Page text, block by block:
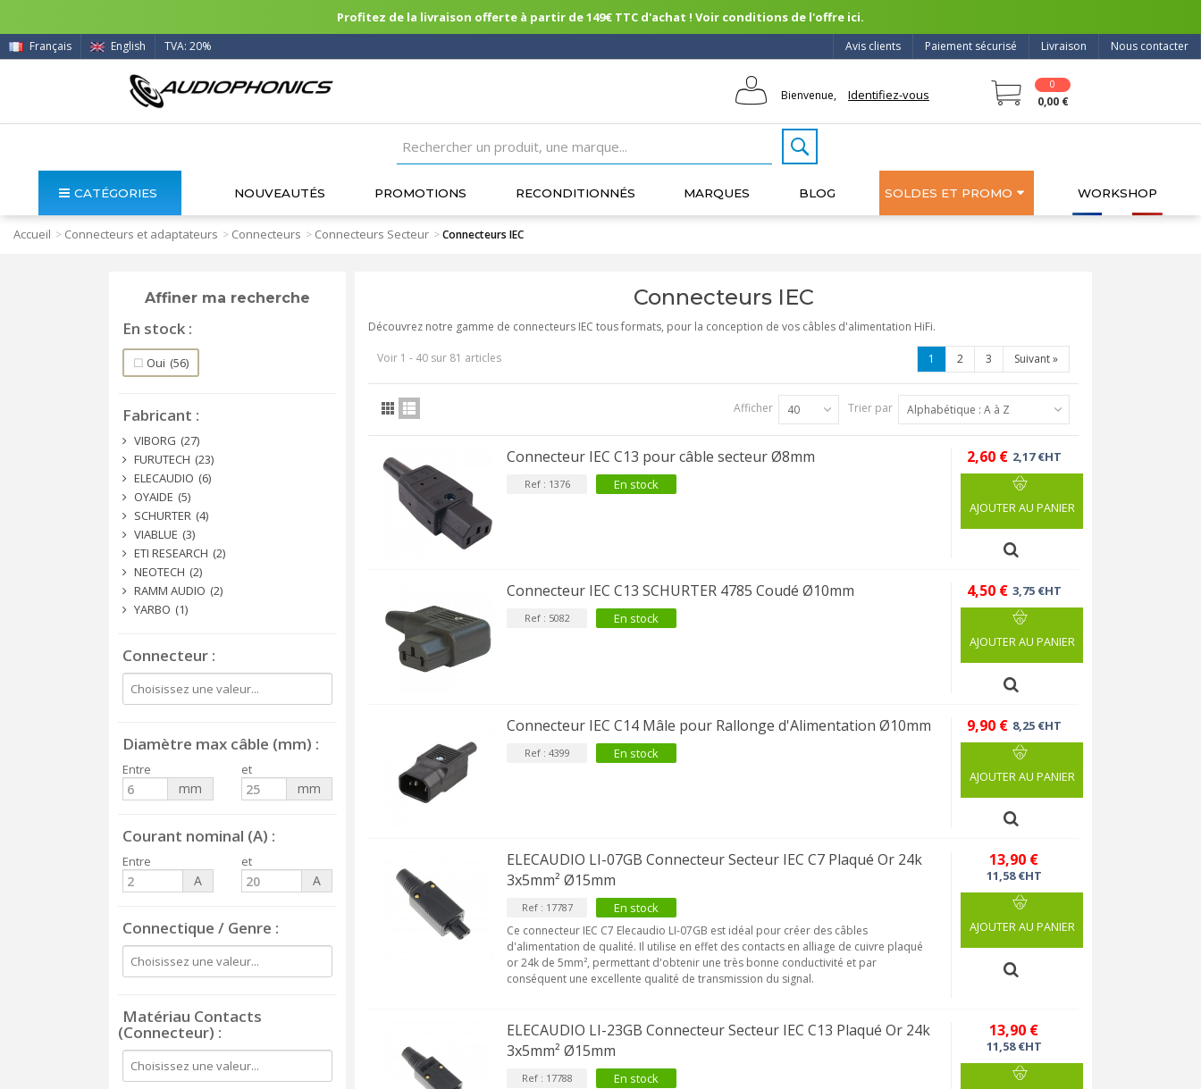
Profitez de la livraison offerte à partir de 149€ TTC d'achat ! Voir conditions de l'offre ici.
Nous contacter
Livraison
Paiement sécurisé
Avis clients
Français English TVA: 20%
Bienvenue, Identifiez-vous
0
0,00 €
CATÉGORIES NOUVEAUTÉS PROMOTIONS RECONDITIONNÉS MARQUES BLOG SOLDES ET PROMO WORKSHOP
Accueil > Connecteurs et adaptateurs > Connecteurs > Connecteurs Secteur >Connecteurs IEC
Affiner ma recherche
En stock
Oui (56)
Fabricant
VIBORG (27)
FURUTECH (23)
ELECAUDIO (6)
OYAIDE (5)
SCHURTER (4)
VIABLUE (3)
ETI RESEARCH (2)
NEOTECH (2)
RAMM AUDIO (2)
YARBO (1)
Connecteur
Diamètre max câble (mm)
Entre
mm
et
mm
Courant nominal (A)
Entre
A
et
A
Connectique / Genre
Matériau Contacts
(Connecteur)
Connecteurs IEC
Découvrez notre gamme de connecteurs IEC tous formats, pour la conception de vos câbles d'alimentation HiFi.
1 2 3 Suivant»
Voir 1 - 40 sur 81 articles
Trier par Alphabétique : A à Z
Afficher 40
Connecteur IEC C13 pour câble secteur Ø8mm
Ref : 1376 En stock
2,60 € 2,17 €HT
AJOUTER AU PANIER
Connecteur IEC C13 SCHURTER 4785 Coudé Ø10mm
Ref : 5082 En stock
4,50 € 3,75 €HT
AJOUTER AU PANIER
Connecteur IEC C14 Mâle pour Rallonge d'Alimentation Ø10mm
Ref : 4399 En stock
9,90 € 8,25 €HT
AJOUTER AU PANIER
ELECAUDIO LI-07GB Connecteur Secteur IEC C7 Plaqué Or 24k
3x5mm² Ø15mm
Ref : 17787 En stock
Ce connecteur IEC C7 Elecaudio LI-07GB est idéal pour créer des câbles
d'alimentation de qualité. Il utilise en effet des contacts en alliage de cuivre plaqué
or 24k de 5mm², permettant d'obtenir une très bonne conductivité et par
conséquent une excellente qualité de transmission du signal.
13,90 €
11,58 €HT
AJOUTER AU PANIER
ELECAUDIO LI-23GB Connecteur Secteur IEC C13 Plaqué Or 24k
3x5mm² Ø15mm
Ref : 17788 En stock
13,90 €
11,58 €HT